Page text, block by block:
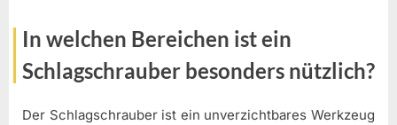
In welchen Bereichen ist ein
Schlagschrauber besonders nützlich?
Der Schlagschrauber ist ein unverzichtbares Werkzeug